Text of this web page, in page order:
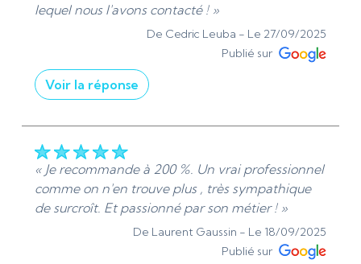
besoins de plomberie à Vauréal, Jouy le Moutier,
Courdimancheet dans d'autres villes du Val
d'Oise. Cordialement, Denis - Ads Sanitaire 95 |
Plomberie et chauffage - Installation et
dépannage »
lequel nous l'avons contacté ! »
De Cedric Leuba - Le 27/09/2025
Publié sur
Voir la réponse
et votre confiance à mon égard. Nos échanges
ont été agréables. N'hésitez pas si vous avez des
soucis de plomberie et Chauffage J'Interviens
dans toutes les villes du Val-d’Oise 95 et les
Yvelines 78. Prenez soin de vous. ? »
De ADS Sanitaire 95 - Le 27/09/2025
« Je recommande à 200 %. Un vrai professionnel
comme on n'en trouve plus , très sympathique
de surcroît. Et passionné par son métier ! »
De Laurent Gaussin - Le 18/09/2025
Publié sur